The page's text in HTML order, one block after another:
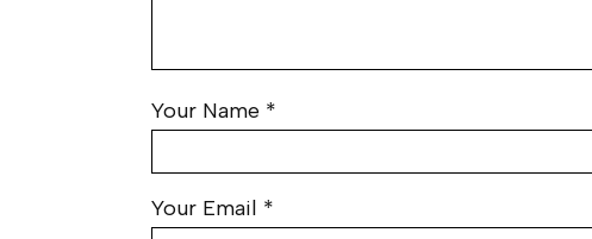
Your Name *
Your Email *